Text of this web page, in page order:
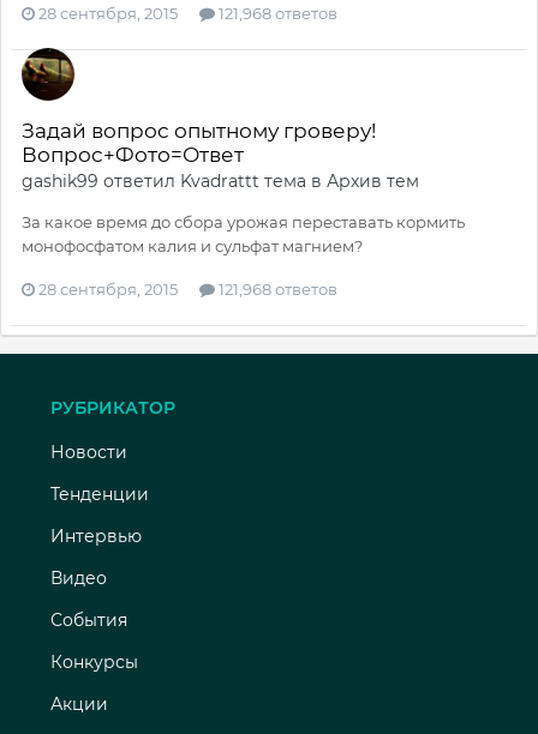
28 сентября, 2015 121,968 ответов
Задай вопрос опытному гроверу!
Вопрос+Фото=Ответ
gashik99 ответил Kvadrattt тема в Архив тем
За какое время до сбора урожая переставать кормить
монофосфатом калия и сульфат магнием?
28 сентября, 2015 121,968 ответов
РУБРИКАТОР
Новости
Тенденции
Интервью
Видео
События
Конкурсы
Акции